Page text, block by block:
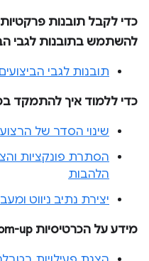
כדי לקבל תובנות
להשתמש בתובנות לגבי
תובנות לגבי הביצועים
כדי ללמוד איך להתמקד
שינוי הסדר של
הסתרת פונקציות
הלהבות
יצירת נתיב ניווט
מידע על הכרטיסיות Bottom-up,‏ Call tree ו-Event log: